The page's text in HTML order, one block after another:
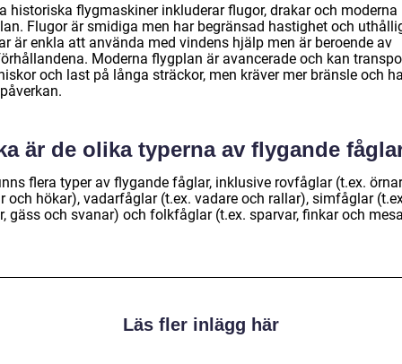
historiska flygmaskiner inkluderar flugor, drakar och moderna
Flugor är smidiga men har begränsad hastighet och
är enkla att använda med vindens hjälp men är beroende av
Moderna flygplan är avancerade och kan
och last på långa sträckor, men kräver mer bränsle och
är de olika typerna av flygande
flera typer av flygande fåglar, inklusive rovfåglar (t.ex.
och hökar), vadarfåglar (t.ex. vadare och rallar), simfåglar
gäss och svanar) och folkfåglar (t.ex. sparvar, finkar och
Läs fler inlägg här